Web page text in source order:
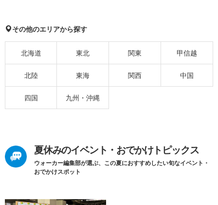
その他のエリアから探す
北海道 東北 関東 甲信越
北陸 東海 関西 中国
四国 九州・沖縄
夏休みのイベント・おでかけトピックス
ウォーカー編集部が選ぶ、この夏におすすめしたい旬なイベント・
おでかけスポット